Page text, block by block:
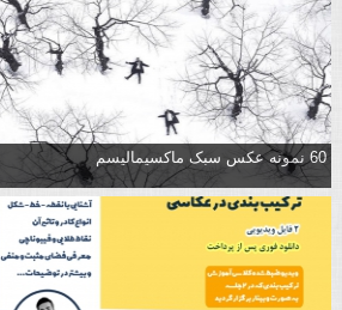
60 نمونه عکس سبک ماکسیمالیسم